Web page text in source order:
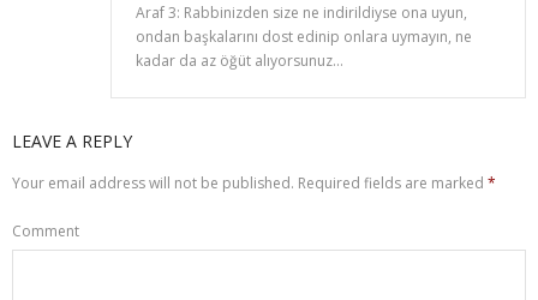
Araf 3: Rabbinizden size ne indirildiyse ona uyun,
ondan başkalarını dost edinip onlara uymayın, ne
kadar da az öğüt alıyorsunuz…
LEAVE A REPLY
Your email address will not be published. Required fields are marked *
Comment